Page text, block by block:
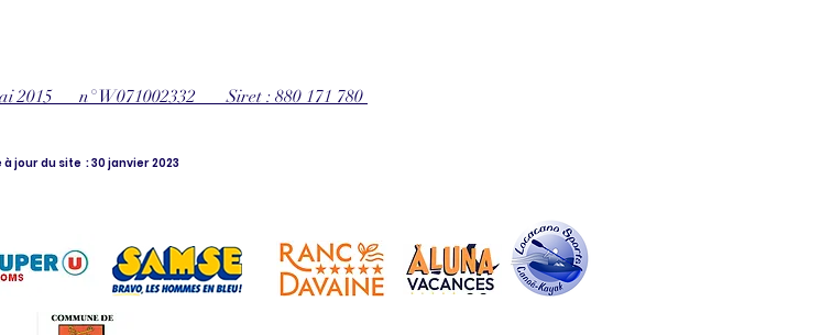
2015 n° W071002332 Siret : 880 171 780
jour du site : 30 janvier 2023